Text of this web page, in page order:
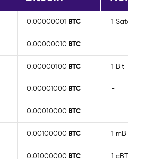
0.00000001 BTC
0.00000010 BTC
0.00000100 BTC
0.00001000 BTC
0.00010000 BTC
0.00100000 BTC
0.01000000 BTC
1 Satoshi
-
1 Bit
-
-
1 mBTC
1 cBTC